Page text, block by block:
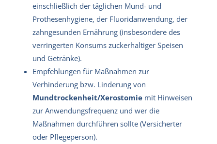
einschließlich der täglichen Mund- und
Prothesenhygiene, der Fluoridanwendung, der
zahngesunden Ernährung (insbesondere des
verringerten Konsums zuckerhaltiger Speisen
und Getränke).
Empfehlungen für Maßnahmen zur
Verhinderung bzw. Linderung von
Mundtrockenheit/Xerostomie mit Hinweisen
zur Anwendungsfrequenz und wer die
Maßnahmen durchführen sollte (Versicherter
oder Pflegeperson).